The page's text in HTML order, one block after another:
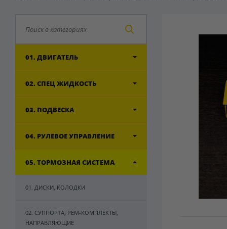
01. ДВИГАТЕЛЬ
02. СПЕЦ ЖИДКОСТЬ
03. ПОДВЕСКА
04. РУЛЕВОЕ УПРАВЛЕНИЕ
05. ТОРМОЗНАЯ СИСТЕМА
01. ДИСКИ, КОЛОДКИ
02. СУППОРТА, РЕМ-КОМПЛЕКТЫ,
НАПРАВЛЯЮЩИЕ